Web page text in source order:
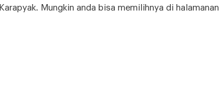
Karapyak. Mungkin anda bisa memilihnya di halamanan